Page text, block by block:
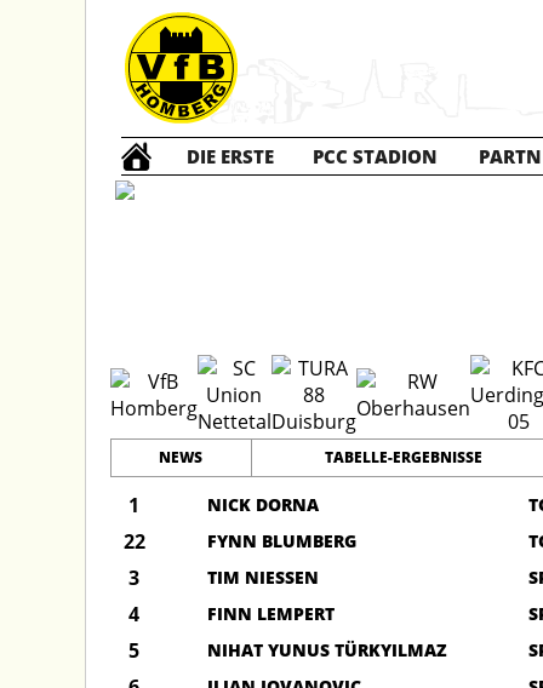
DIE ERSTE PCC STADION
NEWS TABELLE-ERGEBNISSE
1 NICK DORNA
22 FYNN BLUMBERG
3 TIM NIESSEN
4 FINN LEMPERT
5 NIHAT YUNUS TÜRKYILMAZ